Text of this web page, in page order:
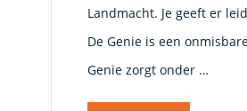
Landmacht. Je geeft er
De Genie is een
Genie zorgt onder …